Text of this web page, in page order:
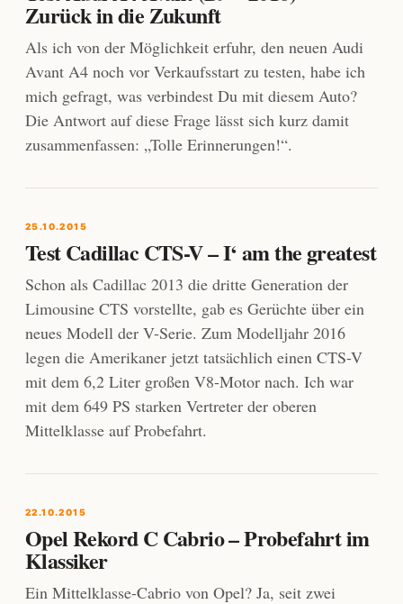
Zurück in die Zukunft
Als ich von der Möglichkeit erfuhr, den neuen Audi
Avant A4 noch vor Verkaufsstart zu testen, habe ich
mich gefragt, was verbindest Du mit diesem Auto?
Die Antwort auf diese Frage lässt sich kurz damit
zusammenfassen: „Tolle Erinnerungen!“.
25.10.2015
Test Cadillac CTS-V – I‘ am the greatest
Schon als Cadillac 2013 die dritte Generation der
Limousine CTS vorstellte, gab es Gerüchte über ein
neues Modell der V-Serie. Zum Modelljahr 2016
legen die Amerikaner jetzt tatsächlich einen CTS-V
mit dem 6,2 Liter großen V8-Motor nach. Ich war
mit dem 649 PS starken Vertreter der oberen
Mittelklasse auf Probefahrt.
22.10.2015
Opel Rekord C Cabrio – Probefahrt im
Klassiker
Ein Mittelklasse-Cabrio von Opel? Ja, seit zwei